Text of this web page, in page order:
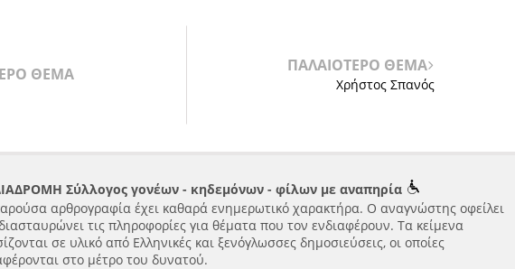
ΘΕΜΑ ΠΑΛΑΙΟΤΕΡΟ ΘΕΜΑ
Χρήστος Σπανός
Σύλλογος γονέων - κηδεμόνων - φίλων με αναπηρία
αρθρογραφία έχει καθαρά ενημερωτικό χαρακτήρα. Ο αναγνώστης οφείλει
τις πληροφορίες για θέματα που τον ενδιαφέρουν. Τα κείμενα
σε υλικό από Ελληνικές και ξενόγλωσσες δημοσιεύσεις, οι οποίες
στο μέτρο του δυνατού.